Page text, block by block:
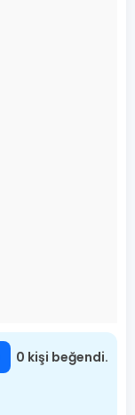
0 kişi beğendi.